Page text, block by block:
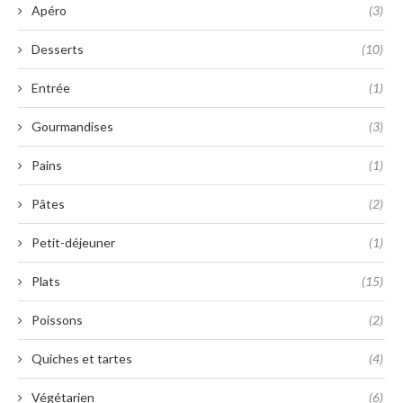
Apéro (3)
Desserts (10)
Entrée (1)
Gourmandises (3)
Pains (1)
Pâtes (2)
Petit-déjeuner (1)
Plats (15)
Poissons (2)
Quiches et tartes (4)
Végétarien (6)